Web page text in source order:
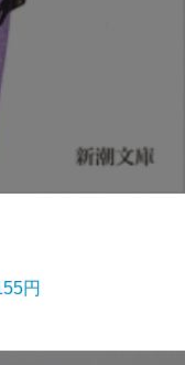
円